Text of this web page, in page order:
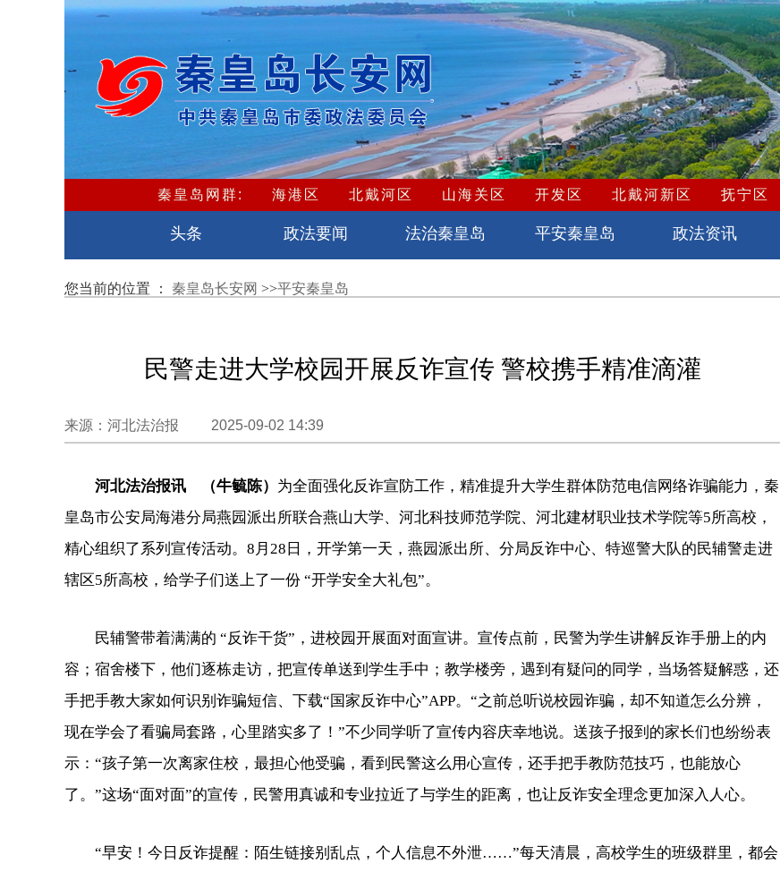
秦皇岛网群: 海港区 北戴河区 山海关区 开发区 北戴河新区 抚宁区
头条 政法要闻 法治秦皇岛 平安秦皇岛 政法资讯
您当前的位置 ： 秦皇岛长安网 >>平安秦皇岛
民警走进大学校园开展反诈宣传 警校携手精准滴灌
来源：河北法治报 2025-09-02 14:39
河北法治报讯 （牛毓陈） 为全面强化反诈宣防工作，精准提升大学生群体防范电信网络诈骗能力，秦
皇岛市公安局海港分局燕园派出所联合燕山大学、河北科技师范学院、河北建材职业技术学院等5所高校，
精心组织了系列宣传活动。8月28日，开学第一天，燕园派出所、分局反诈中心、特巡警大队的民辅警走进
辖区5所高校，给学子们送上了一份 “开学安全大礼包”。
民辅警带着满满的 “反诈干货”，进校园开展面对面宣讲。宣传点前，民警为学生讲解反诈手册上的内
容；宿舍楼下，他们逐栋走访，把宣传单送到学生手中；教学楼旁，遇到有疑问的同学，当场答疑解惑，还
手把手教大家如何识别诈骗短信、下载“国家反诈中心”APP。“之前总听说校园诈骗，却不知道怎么分辨，
现在学会了看骗局套路，心里踏实多了！”不少同学听了宣传内容庆幸地说。送孩子报到的家长们也纷纷表
示：“孩子第一次离家住校，最担心他受骗，看到民警这么用心宣传，还手把手教防范技巧，也能放心
了。”这场“面对面”的宣传，民警用真诚和专业拉近了与学生的距离，也让反诈安全理念更加深入人心。
“早安！今日反诈提醒：陌生链接别乱点，个人信息不外泄……”每天清晨，高校学生的班级群里，都会